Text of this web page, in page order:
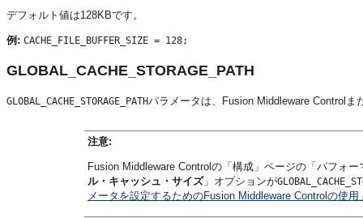
デフォルト値は128KBです。
例: CACHE_FILE_BUFFER_SIZE = 128;
GLOBAL_CACHE_STORAGE_PATH
GLOBAL_CACHE_STORAGE_PATHパラメータは、 Fusion Middleware Control ま
注意:
Fusion Middleware Control の「構成」ページの「パフォ
ル・キャッシュ・サイズ」オプションが
メータを設定するためのFusion Middleware Controlの使用